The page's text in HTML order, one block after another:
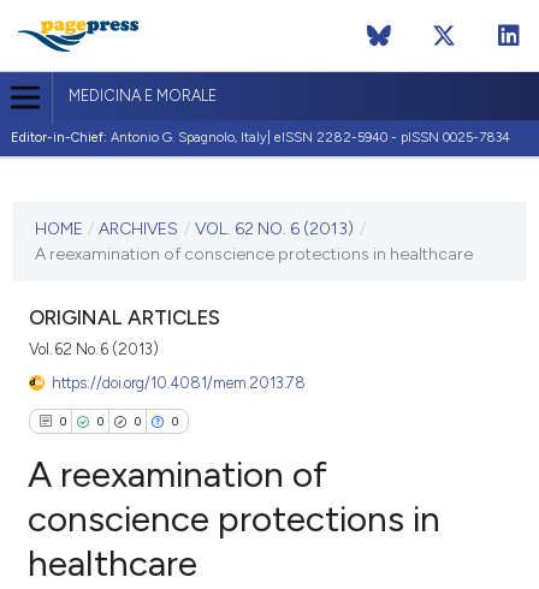
MEDICINA E MORALE
Editor-in-Chief: Antonio G. Spagnolo, Italy| eISSN 2282-5940 - pISSN 0025-7834
VOL. 62 NO. 6 (2013)
VIEW THIS ISSUE
HOME / ARCHIVES / VOL. 62 NO. 6 (2013) /
A reexamination of conscience protections in healthcare
ORIGINAL ARTICLES
Vol. 62 No. 6 (2013)
https://doi.org/10.4081/mem.2013.78
0 0 0 0
Citing Publications
A reexamination of
conscience protections in
healthcare